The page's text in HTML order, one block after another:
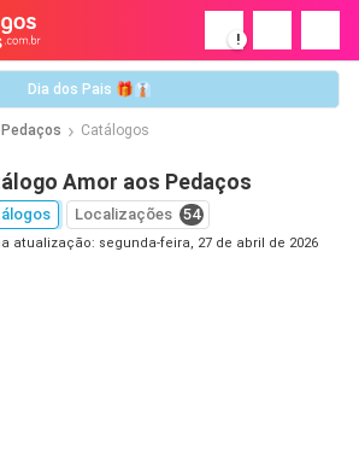
!
Dia dos Pais 🎁👔
Catálogos
Amor aos Pedaços
Localizações 54
atualização: segunda-feira, 27 de abril de 2026